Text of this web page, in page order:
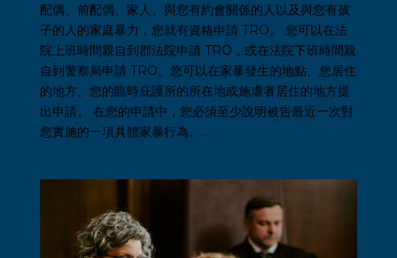
配偶、前配偶、家人、與您有約會關係的人以及與您有孩
子的人的家庭暴力，您就有資格申請 TRO。 您可以在法
院上班時間親自到郡法院申請 TRO，或在法院下班時間親
自到警察局申請 TRO。您可以在家暴發生的地點、您居住
的地方、您的臨時庇護所的所在地或施虐者居住的地方提
出申請。 在您的申請中，您必須至少說明被告最近一次對
您實施的一項具體家暴行為。...